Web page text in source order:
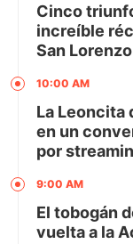
Cinco
increíble
San Lorenzo
10:00 AM
La Leoncita
en un
por
9:00 AM
El tobogán
vuelta a la